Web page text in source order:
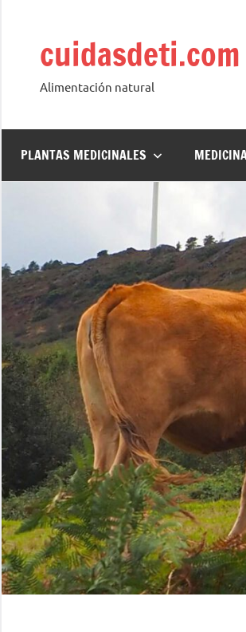
contenidocuidasdeti.com
Alimentación natural
PLANTAS MEDICINALES